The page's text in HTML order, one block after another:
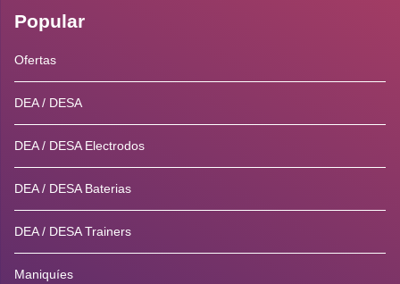
Popular
Ofertas
DEA / DESA
DEA / DESA Electrodos
DEA / DESA Baterias
DEA / DESA Trainers
Maniquíes